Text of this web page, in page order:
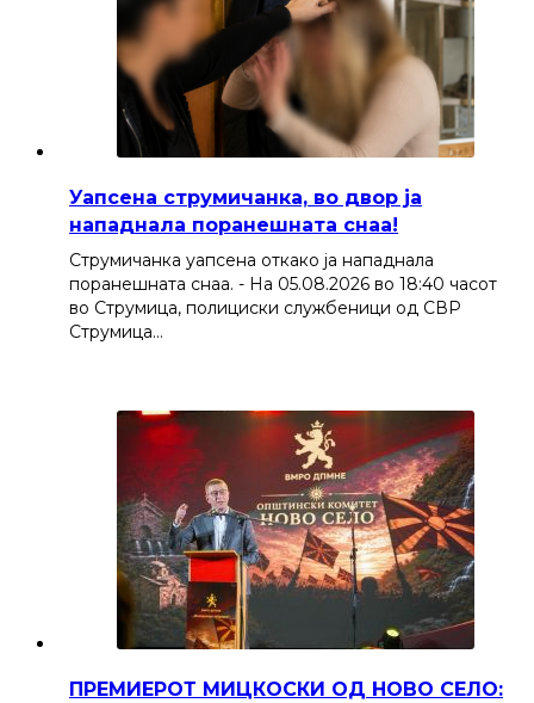
Уапсена струмичанка, во двор ја
нападнала поранешната снаа!
Струмичанка уапсена откако ја нападнала
поранешната снаа. - На 05.08.2026 во 18:40 часот
во Струмица, полициски службеници од СВР
Струмица…
ПРЕМИЕРОТ МИЦКОСКИ ОД НОВО СЕЛО: